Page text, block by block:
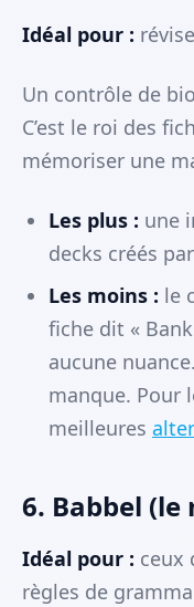
Idéal pour :
Un contrôle de
C’est le roi des
mémoriser une
Les plus : une
decks créés
Les moins : le
fiche dit «
aucune
manque. Pour
meilleures
6. Babbel
Idéal pour : ceux
règles de